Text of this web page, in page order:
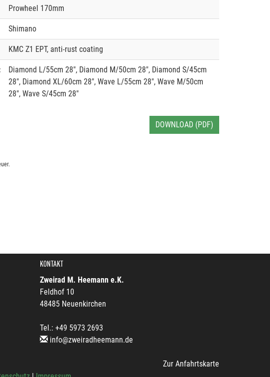
Prowheel 170mm
Shimano
KMC Z1 EPT, anti-rust coating
Diamond L/55cm 28", Diamond M/50cm 28", Diamond S/45cm
28", Diamond XL/60cm 28", Wave L/55cm 28", Wave M/50cm
28", Wave S/45cm 28"
DOWNLOAD (PDF)
KONTAKT
Zweirad M. Heemann e.K.
Feldhof 10
48485 Neuenkirchen
Tel.: +49 5973 2693
info@zweiradheemann.de
Zur Anfahrtskarte